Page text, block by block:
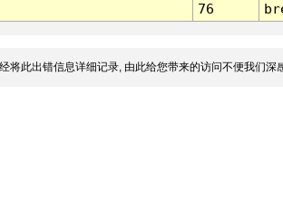
76
将此出错信息详细记录, 由此给您带来的访问不便我们深